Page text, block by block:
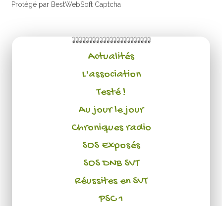
Protégé par BestWebSoft Captcha
Actualités
L'association
Testé !
Au jour le jour
Chroniques radio
SOS Exposés
SOS DNB SVT
Réussites en SVT
PSC 1